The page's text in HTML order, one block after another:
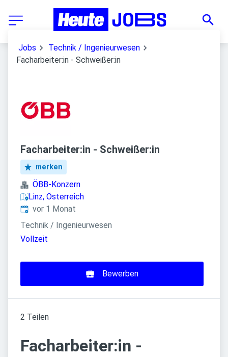
Jobs
Technik / Ingenieurwesen
Facharbeiter:in - Schweißer:in
Facharbeiter:in - Schweißer:in
merken
ÖBB-Konzern
Linz, Österreich
Veröffentlicht:
vor 1 Monat
Technik / Ingenieurwesen
Vollzeit
Bewerben
2 Teilen
Facharbeiter:in -